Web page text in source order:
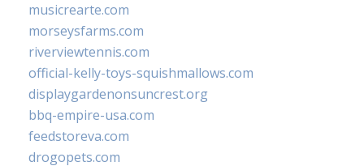
musicrearte.com
morseysfarms.com
riverviewtennis.com
official-kelly-toys-squishmallows.com
displaygardenonsuncrest.org
bbq-empire-usa.com
feedstoreva.com
drogopets.com